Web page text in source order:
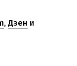
,Дзен и